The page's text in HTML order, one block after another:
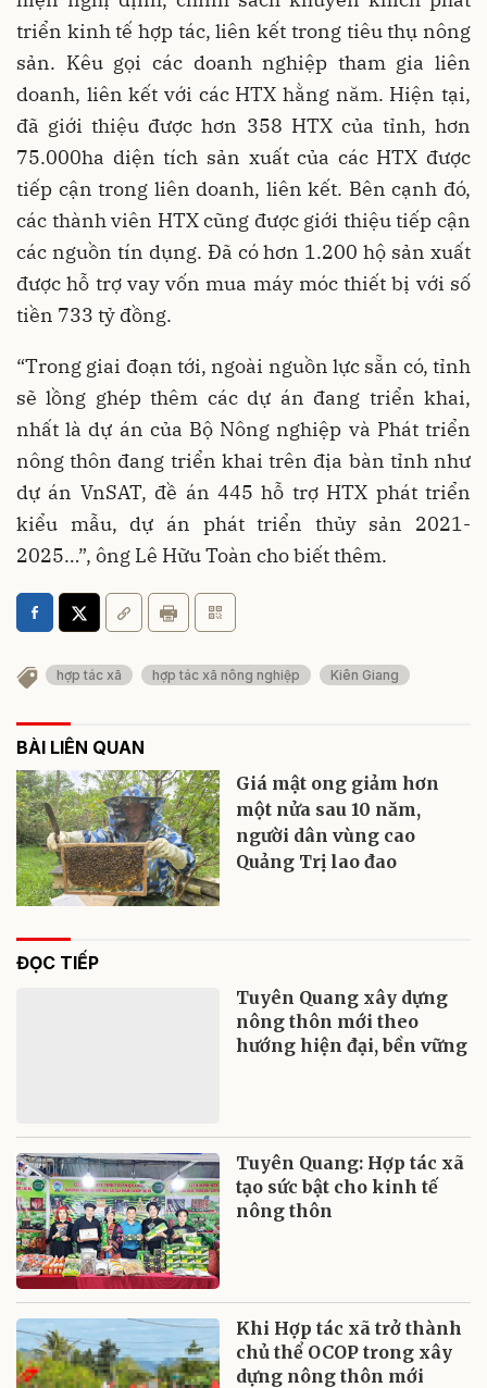
triển kinh tế hợp tác, liên kết trong tiêu thụ nông
sản. Kêu gọi các doanh nghiệp tham gia liên
doanh, liên kết với các HTX hằng năm. Hiện tại,
đã giới thiệu được hơn 358 HTX của tỉnh, hơn
75.000ha diện tích sản xuất của các HTX được
tiếp cận trong liên doanh, liên kết. Bên cạnh đó,
các thành viên HTX cũng được giới thiệu tiếp cận
các nguồn tín dụng. Đã có hơn 1.200 hộ sản xuất
được hỗ trợ vay vốn mua máy móc thiết bị với số
tiền 733 tỷ đồng.
“Trong giai đoạn tới, ngoài nguồn lực sẵn có, tỉnh
sẽ lồng ghép thêm các dự án đang triển khai,
nhất là dự án của Bộ Nông nghiệp và Phát triển
nông thôn đang triển khai trên địa bàn tỉnh như
dự án VnSAT, đề án 445 hỗ trợ HTX phát triển
kiểu mẫu, dự án phát triển thủy sản 2021-
2025…”, ông Lê Hữu Toàn cho biết thêm.
hợp tác xã hợp tác xã nông nghiệp Kiên Giang
BÀI LIÊN QUAN
Giá mật ong giảm hơn
một nửa sau 10 năm,
người dân vùng cao
Quảng Trị lao đao
ĐỌC TIẾP
Tuyên Quang xây dựng
nông thôn mới theo
hướng hiện đại, bền vững
Tuyên Quang: Hợp tác xã
tạo sức bật cho kinh tế
nông thôn
Khi Hợp tác xã trở thành
chủ thể OCOP trong xây
dựng nông thôn mới